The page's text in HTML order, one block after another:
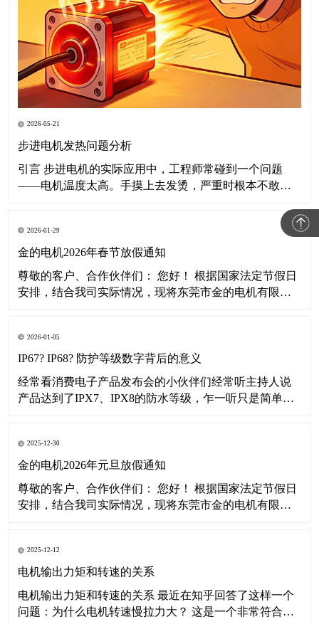
2026-05-21
步进电机发热问题分析
引言 步进电机的实际应用中，工程师常碰到一个问题
——电机温度太高。手摸上去发烫，严重时根本不敢
么后果，以及怎么解决。 一、步进电机发热的原因分析
所谓"电机发烫"，说白了就是运行温度明显超出正常范
围。要讲清楚这个事，得从热平衡说起。 1.1
2026-01-29
金的电机2026年春节放假通知
尊敬的客户、合作伙伴们： 您好！ 根据国家法定节假日
安排，结合我司实际情况，现将东莞市金的电机有限公
月初七星期一）放假，共17天。 2026年2月24日（农历正
月初八星期二
2026-01-05
IP67? IP68? 防护等级数字背后的意义
经常看消费电子产品发布会的小伙伴们经常听主持人说
产品达到了IPX7、IPX8的防水等级，乍一听只是简单的
级。 其实啊这个IP等级并不单指防水等级，而是“外壳防
护等级”。IP是Ingress Pr
2025-12-30
金的电机2026年元旦放假通知
尊敬的客户、合作伙伴们： 您好！ 根据国家法定节假日
安排，结合我司实际情况，现将东莞市金的电机有限公
2026年1月4日（星期日）起正常恢复办公及运营。 二、
温馨提示
2025-12-12
电机输出力矩和转速的关系
电机输出力矩和转速的关系 最近在知乎回答了这样一个
问题：为什么电机转速慢拉力大？ 这是一个非常符合直